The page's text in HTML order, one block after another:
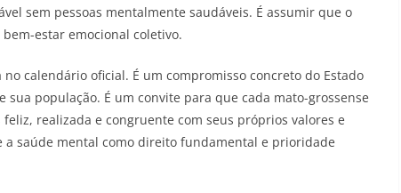
sem pessoas mentalmente saudáveis. É assumir que o
estar emocional coletivo.
calendário oficial. É um compromisso concreto do Estado
sua população. É um convite para que cada mato-grossense
realizada e congruente com seus próprios valores e
saúde mental como direito fundamental e prioridade